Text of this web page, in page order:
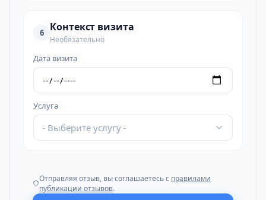
6 Контекст визита
Необязательно
Дата визита
Услуга
- Выберите услугу -
Отправляя отзыв, вы соглашаетесь с правилами
публикации отзывов.